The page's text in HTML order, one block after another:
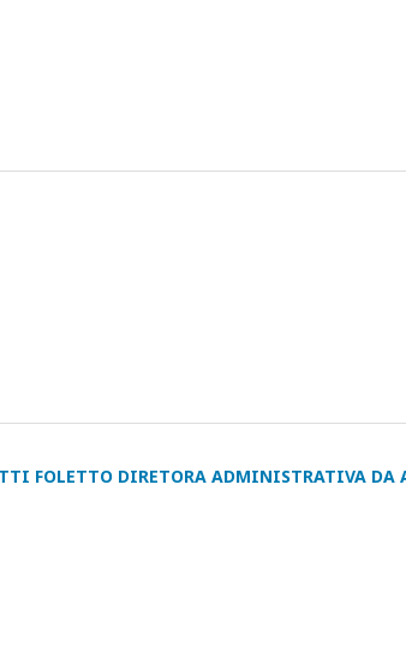
FOLETTO DIRETORA ADMINISTRATIVA DA